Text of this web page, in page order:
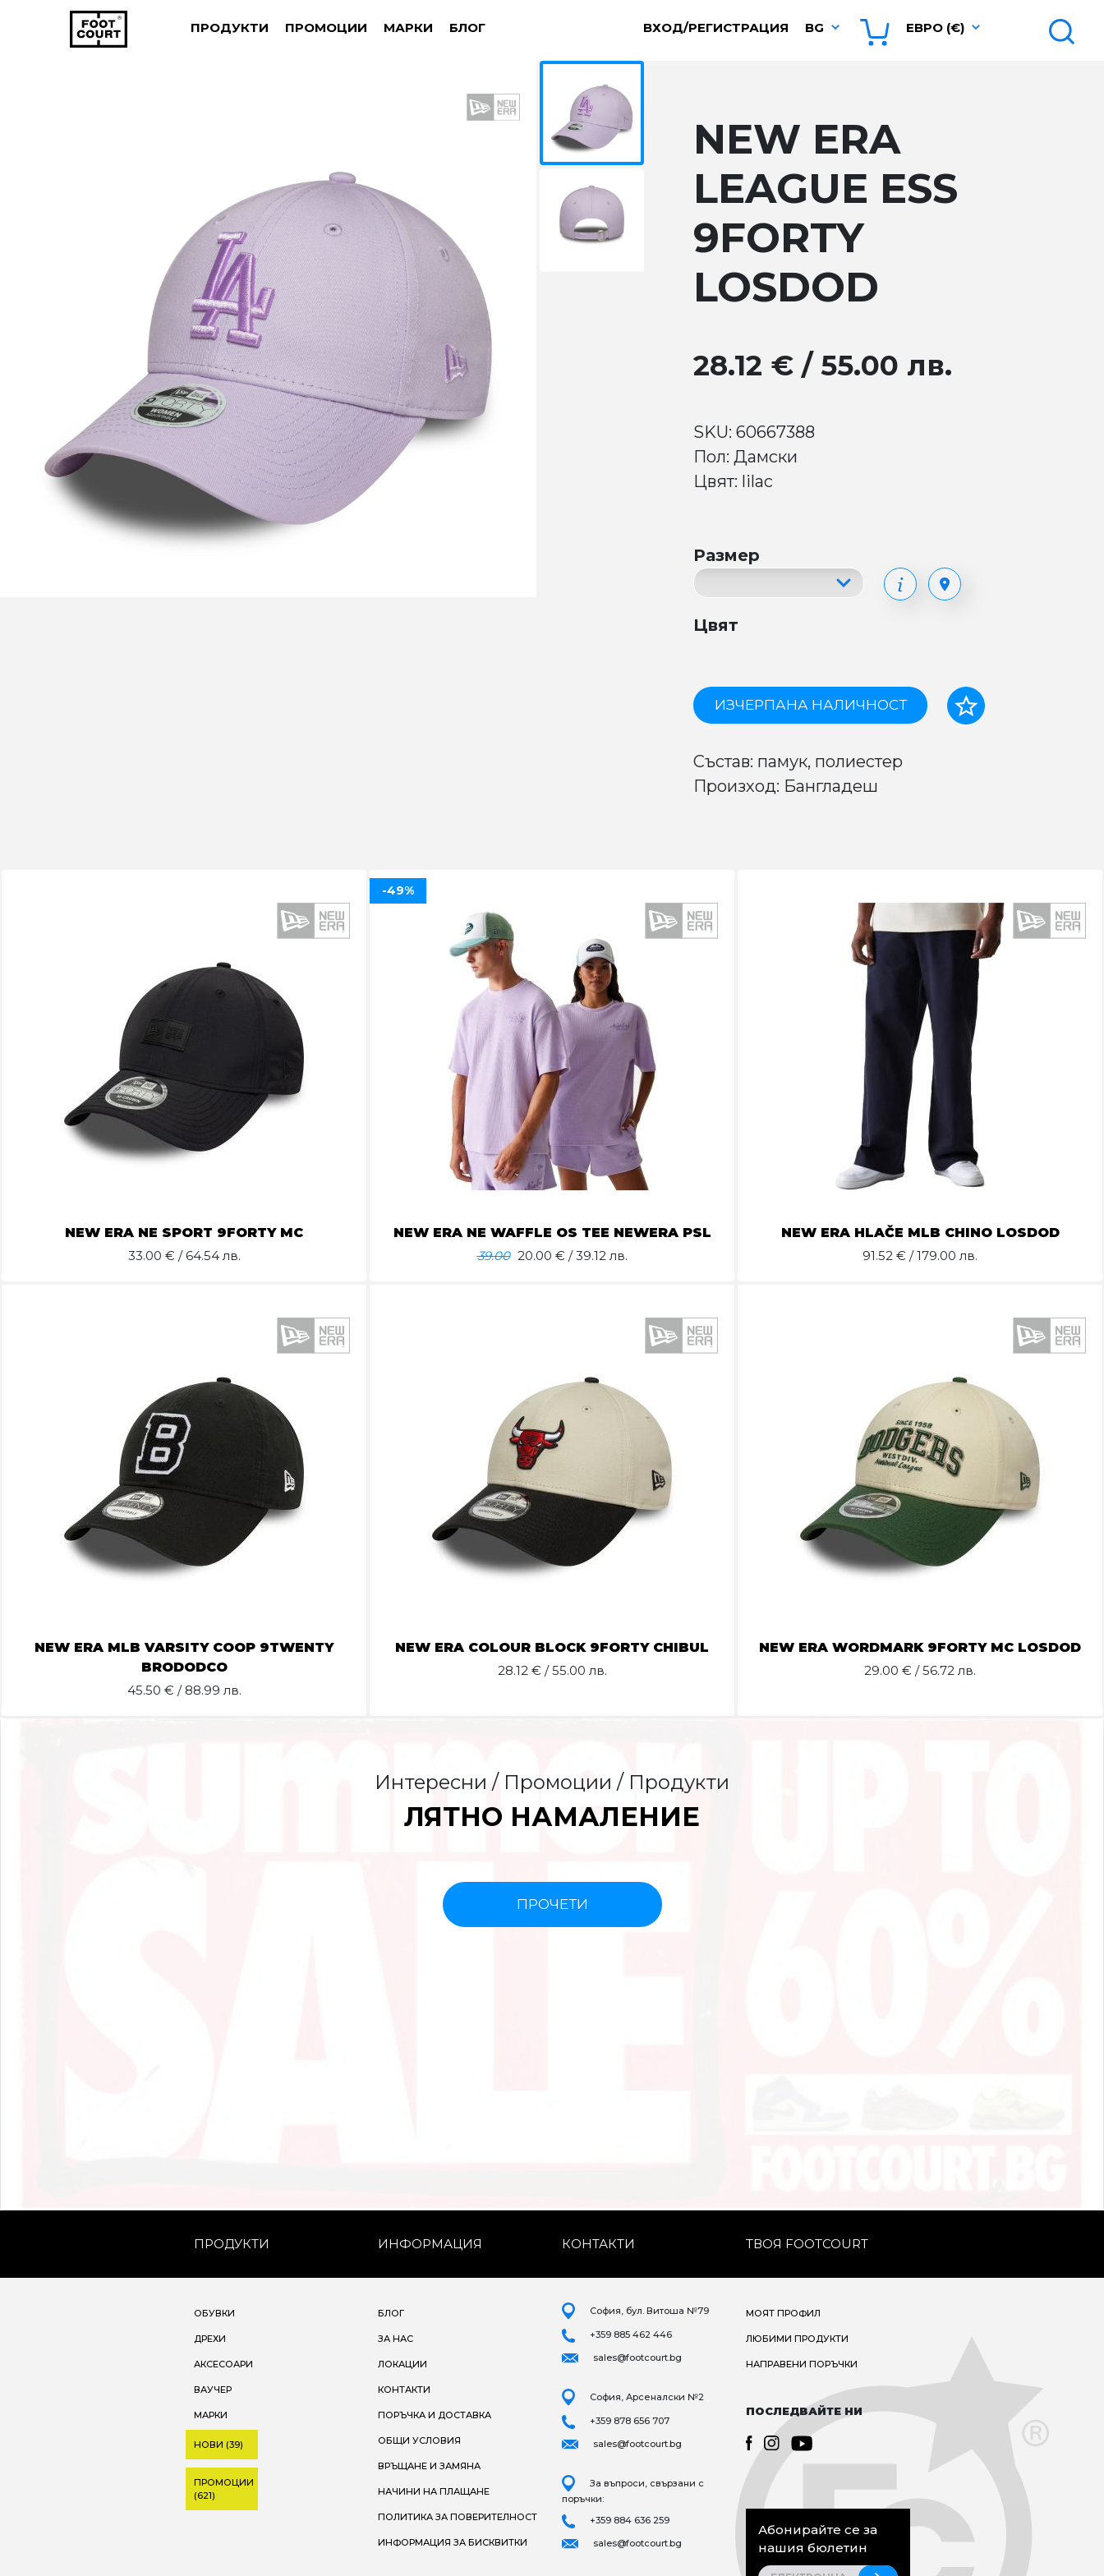
ПРОДУКТИ ПРОМОЦИИ МАРКИ БЛОГ ВХОД/РЕГИСТРАЦИЯ BG ЕВРО (€)
NEW ERA
LEAGUE ESS
9FORTY
LOSDOD
28.12 € / 55.00 лв.
SKU: 60667388
Пол: Дамски
Цвят: lilac
Размер
Цвят
ИЗЧЕРПАНА НАЛИЧНОСТ
Състав: памук, полиестер
Произход: Бангладеш
NEW ERA NE SPORT 9FORTY MC
33.00 € / 64.54 лв.
NEW ERA NE WAFFLE OS TEE NEWERA PSL
39.00 20.00 € / 39.12 лв.
-49%
NEW ERA HLAČE MLB CHINO LOSDOD
91.52 € / 179.00 лв.
NEW ERA MLB VARSITY COOP 9TWENTY
BRODODCO
45.50 € / 88.99 лв.
NEW ERA COLOUR BLOCK 9FORTY CHIBUL
28.12€ / 55.00 лв.
NEW ERA WORDMARK 9FORTY MC LOSDOD
29.00 € / 56.72 лв.
Интересни / Промоции / Продукти
ЛЯТНО НАМАЛЕНИЕ
ПРОЧЕТИ
ПРОДУКТИ ИНФОРМАЦИЯ КОНТАКТИ ТВОЯ FOOTCOURT
ОБУВКИ
ДРЕХИ
АКСЕСОАРИ
ВАУЧЕР
МАРКИ
НОВИ (39)
ПРОМОЦИИ
(621)
БЛОГ
ЗА НАС
ЛОКАЦИИ
КОНТАКТИ
ПОРЪЧКА И ДОСТАВКА
ОБЩИ УСЛОВИЯ
ВРЪЩАНЕ И ЗАМЯНА
НАЧИНИ НА ПЛАЩАНЕ
ПОЛИТИКА ЗА ПОВЕРИТЕЛНОСТ
ИНФОРМАЦИЯ ЗА БИСКВИТКИ
София, бул. Витоша №79
+359 885 462 446
sales@footcourt.bg
София, Арсеналски №2
+359 878 656 707
sales@footcourt.bg
За въпроси, свързани с
поръчки:
+359 884 636 259
sales@footcourt.bg
МОЯТ ПРОФИЛ
ЛЮБИМИ ПРОДУКТИ
НАПРАВЕНИ ПОРЪЧКИ
ПОСЛЕДВАЙТЕ НИ
Абонирайте се за
нашия бюлетин